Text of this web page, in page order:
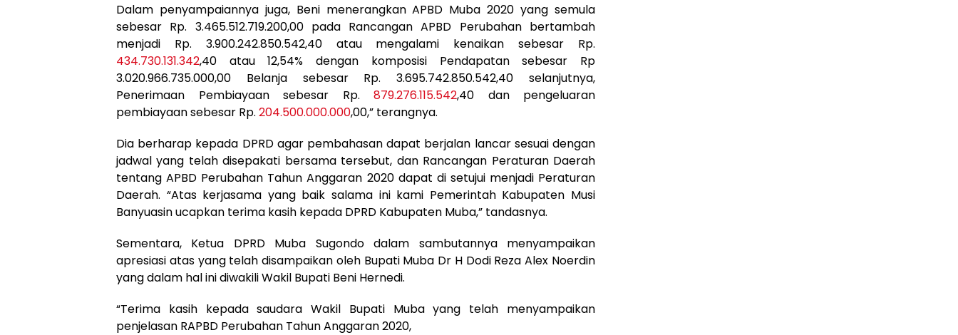
Dalam penyampaiannya juga, Beni menerangkan APBD Muba 2020 yang semula
sebesar Rp. 3.465.512.719.200,00 pada Rancangan APBD Perubahan bertambah
menjadi Rp. 3.900.242.850.542,40 atau mengalami kenaikan sebesar Rp.
434.730.131.342,40 atau 12,54% dengan komposisi Pendapatan sebesar Rp
3.020.966.735.000,00 Belanja sebesar Rp. 3.695.742.850.542,40 selanjutnya,
Penerimaan Pembiayaan sebesar Rp. 879.276.115.542,40 dan pengeluaran
pembiayaan sebesar Rp. 204.500.000.000,00,” terangnya.
Dia berharap kepada DPRD agar pembahasan dapat berjalan lancar sesuai dengan
jadwal yang telah disepakati bersama tersebut, dan Rancangan Peraturan Daerah
tentang APBD Perubahan Tahun Anggaran 2020 dapat di setujui menjadi Peraturan
Daerah. “Atas kerjasama yang baik salama ini kami Pemerintah Kabupaten Musi
Banyuasin ucapkan terima kasih kepada DPRD Kabupaten Muba,” tandasnya.
Sementara, Ketua DPRD Muba Sugondo dalam sambutannya menyampaikan
apresiasi atas yang telah disampaikan oleh Bupati Muba Dr H Dodi Reza Alex Noerdin
yang dalam hal ini diwakili Wakil Bupati Beni Hernedi.
“Terima kasih kepada saudara Wakil Bupati Muba yang telah menyampaikan
penjelasan RAPBD Perubahan Tahun Anggaran 2020,